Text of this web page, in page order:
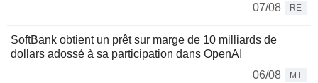
07/08
RE
SoftBank obtient un prêt sur marge de 10 milliards de
dollars adossé à sa participation dans OpenAI
06/08
MT